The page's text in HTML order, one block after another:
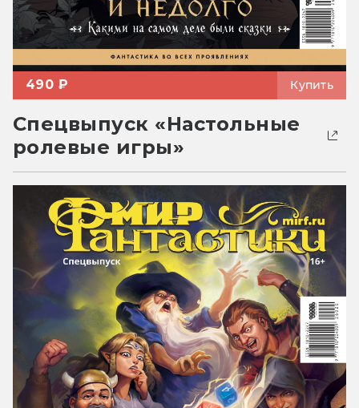
490 ₽ Купить
Спецвыпуск «Настольные
ролевые игры»